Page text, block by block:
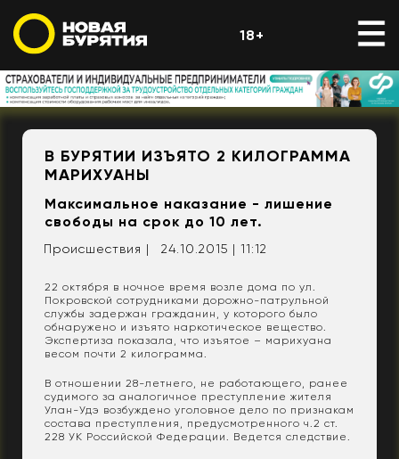
18+
В БУРЯТИИ ИЗЪЯТО 2 КИЛОГРАММА
МАРИХУАНЫ
Максимальное наказание - лишение
свободы на срок до 10 лет.
Происшествия | 24.10.2015 | 11:12
22 октября в ночное время возле дома по ул.
Покровской сотрудниками дорожно-патрульной
службы задержан гражданин, у которого было
обнаружено и изъято наркотическое вещество.
Экспертиза показала, что изъятое – марихуана
весом почти 2 килограмма.
В отношении 28-летнего, не работающего, ранее
судимого за аналогичное преступление жителя
Улан-Удэ возбуждено уголовное дело по признакам
состава преступления, предусмотренного ч.2 ст.
228 УК Российской Федерации. Ведется следствие.